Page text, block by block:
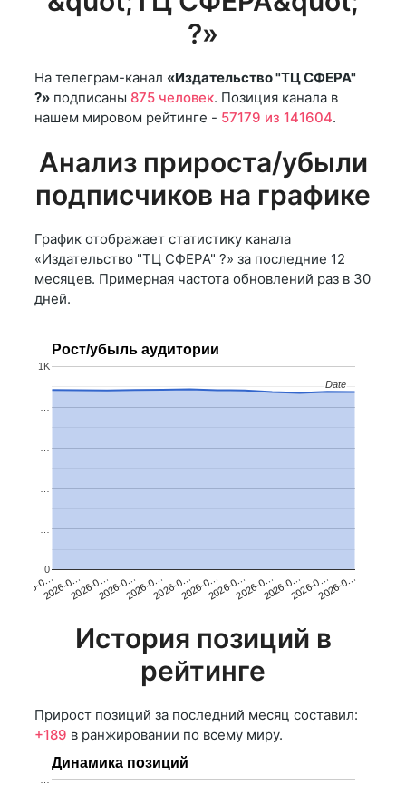
?»
На телеграм-канал «Издательство "ТЦ СФЕРА"
?» подписаны 875 человек. Позиция канала в
нашем мировом рейтинге - 57179 из 141604.
Анализ прироста/убыли
подписчиков на графике
График отображает статистику канала
«Издательство "ТЦ СФЕРА" ?» за последние 12
месяцев. Примерная частота обновлений раз в 30
дней.
Рост/убыль аудитории
2026-0…2026-0…2026-0…2026-0…2026-0…2026-0…2026-0…2026-0…2026-0…2026-0…2026-0…2026-0…
0
…
1K
Date
Date
История позиций в
рейтинге
Прирост позиций за последний месяц составил:
+189 в ранжировании по всему миру.
Динамика позиций
…